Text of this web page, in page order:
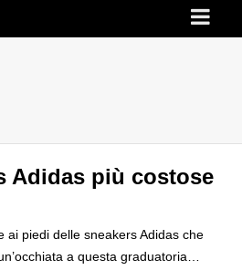
Adidas più costose
ai piedi delle sneakers Adidas che
a questa graduatoria…